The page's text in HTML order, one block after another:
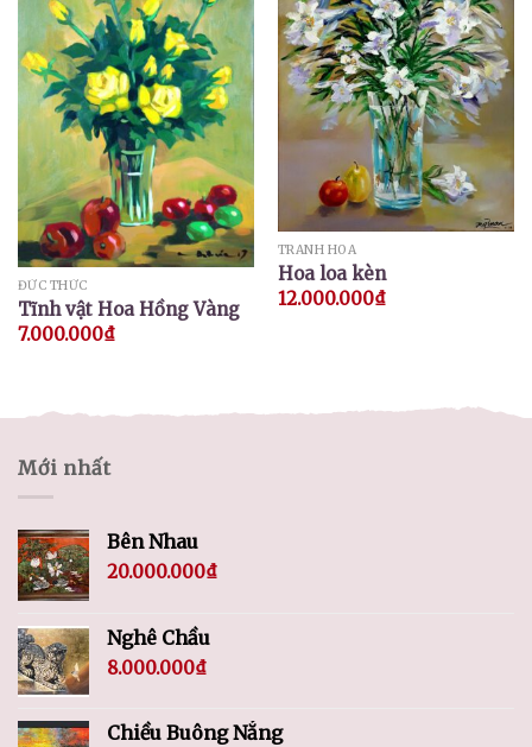
ĐỨC THỨC
Tĩnh vật Hoa Hồng Vàng
7.000.000₫
TRANH HOA
Hoa loa kèn
12.000.000₫
Mới nhất
Bên Nhau
20.000.000₫
Nghê Chầu
8.000.000₫
Chiều Buông Nắng